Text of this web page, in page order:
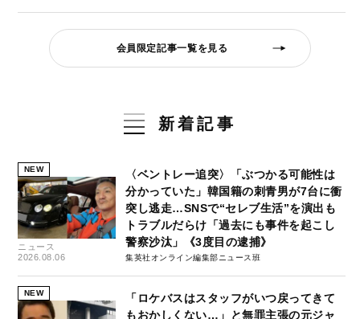
会員限定記事一覧を見る
新着記事
NEW
ニュース
2026.08.06
〈ベントレー追突〉「ぶつかる可能性は
分かっていた」韓国籍の刺青男が7台に衝
突し逃走…SNSで“セレブ生活”を演出も
トラブルだらけ「過去にも事件を起こし
警察沙汰」《3度目の逮捕》
集英社オンライン編集部ニュース班
NEW
「ロケバスはスタッフがいつ戻ってきて
もおかしくない…」と無罪主張の元ジャ